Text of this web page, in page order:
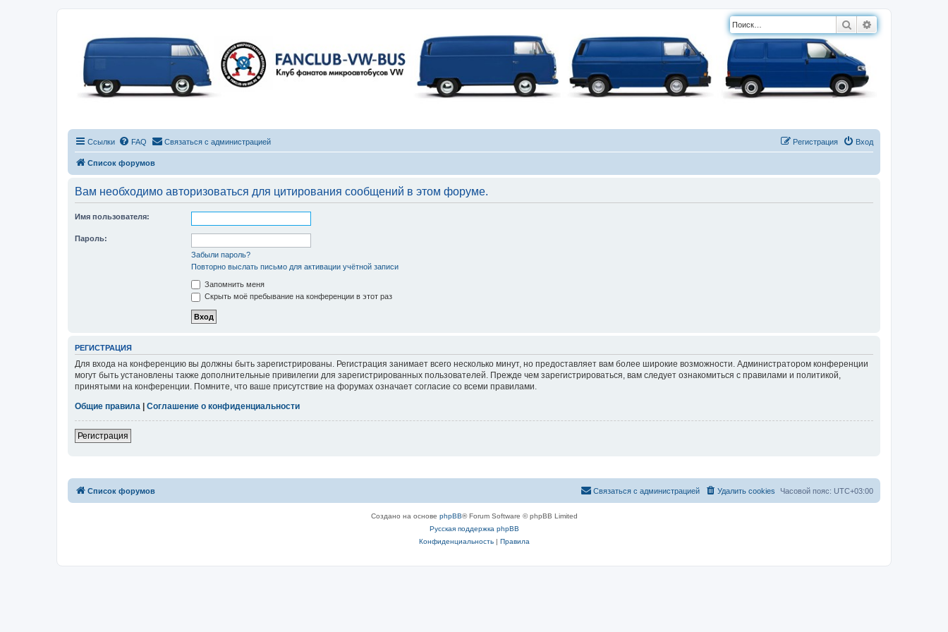
Поиск
Ссылки FAQ Связаться с администрацией Вход
Регистрация
Список форумов
Вам необходимо авторизоваться для цитирования сообщений в этом форуме.
Имя пользователя:
Пароль:
Забыли пароль?
Повторно выслать письмо для активации учётной записи
Запомнить меня
Скрыть моё пребывание на конференции в этот раз
РЕГИСТРАЦИЯ
Для входа на конференцию вы должны быть зарегистрированы. Регистрация занимает всего несколько минут, но предоставляет вам более широкие возможности. Администратором конференции
могут быть установлены также дополнительные привилегии для зарегистрированных пользователей. Прежде чем зарегистрироваться, вам следует ознакомиться с правилами и политикой,
принятыми на конференции. Помните, что ваше присутствие на форумах означает согласие со всеми правилами.
Общие правила
Соглашение о конфиденциальности
Регистрация
Список форумов Часовой пояс: UTC+03:00
Удалить cookies
Связаться с администрацией
Создано на основе phpBB® Forum Software © phpBB Limited
Русская поддержка phpBB
Конфиденциальность| Правила